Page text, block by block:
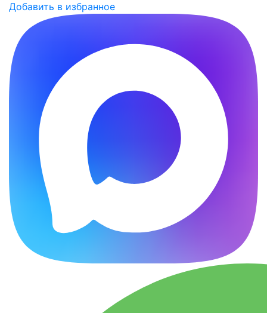
Добавить в избранное